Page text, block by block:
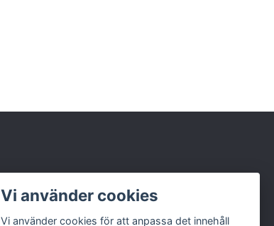
Vi använder cookies
Vi använder cookies för att anpassa det innehåll